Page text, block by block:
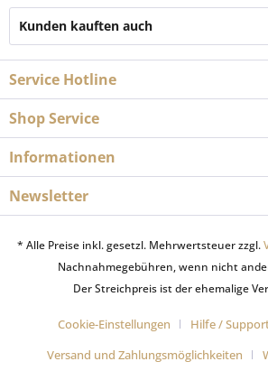
Kunden kauften auch
Service Hotline
Shop Service
Informationen
Newsletter
* Alle Preise inkl. gesetzl. Mehrwertsteuer zzgl.
Nachnahmegebühren, wenn nicht
Der Streichpreis ist der ehemalige
Cookie-Einstellungen Hilfe /
Versand und Zahlungsmöglichkeiten